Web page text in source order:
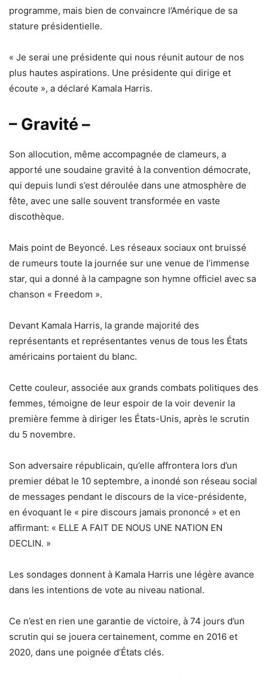
programme, mais bien de convaincre l’Amérique de sa
stature présidentielle.
« Je serai une présidente qui nous réunit autour de nos
plus hautes aspirations. Une présidente qui dirige et
écoute », a déclaré Kamala Harris.
– Gravité –
Son allocution, même accompagnée de clameurs, a
apporté une soudaine gravité à la convention démocrate,
qui depuis lundi s’est déroulée dans une atmosphère de
fête, avec une salle souvent transformée en vaste
discothèque.
Mais point de Beyoncé. Les réseaux sociaux ont bruissé
de rumeurs toute la journée sur une venue de l’immense
star, qui a donné à la campagne son hymne officiel avec sa
chanson « Freedom ».
Devant Kamala Harris, la grande majorité des
représentants et représentantes venus de tous les États
américains portaient du blanc.
Cette couleur, associée aux grands combats politiques des
femmes, témoigne de leur espoir de la voir devenir la
première femme à diriger les États-Unis, après le scrutin
du 5 novembre.
Son adversaire républicain, qu’elle affrontera lors d’un
premier débat le 10 septembre, a inondé son réseau social
de messages pendant le discours de la vice-présidente,
en évoquant le « pire discours jamais prononcé » et en
affirmant: « ELLE A FAIT DE NOUS UNE NATION EN
DECLIN. »
Les sondages donnent à Kamala Harris une légère avance
dans les intentions de vote au niveau national.
Ce n’est en rien une garantie de victoire, à 74 jours d’un
scrutin qui se jouera certainement, comme en 2016 et
2020, dans une poignée d’États clés.